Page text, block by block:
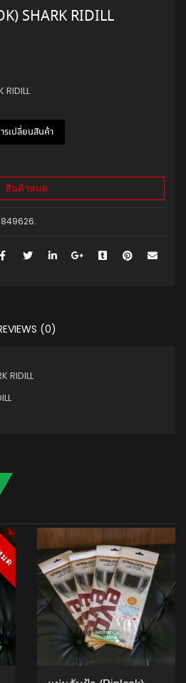
SHARK RIDILL
รเปลี่ยนสินค้า
สินค้าหมด
.
(0)
RIDILL
ด
ด